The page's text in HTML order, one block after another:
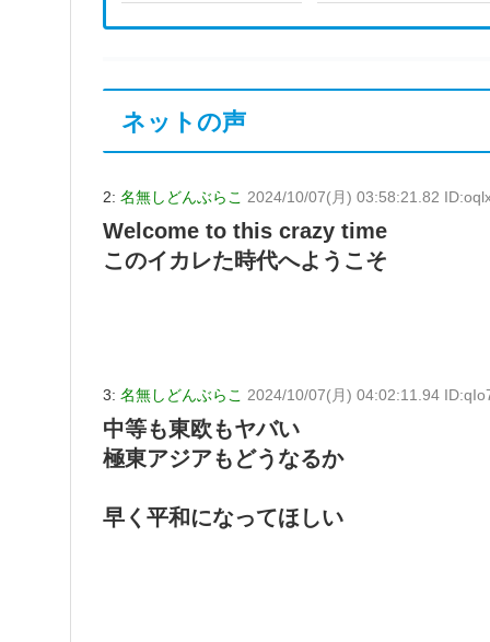
ネットの声
2: 名無しどんぶらこ 2024/10/07(月) 03:58:21.82
Welcome to this crazy time
このイカレた時代へようこそ
3: 名無しどんぶらこ 2024/10/07(月) 04:02:11.94
中等も東欧もヤバい
極東アジアもどうなるか
早く平和になってほしい